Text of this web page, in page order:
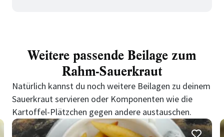
Weitere passende Beilage zum
Rahm-Sauerkraut
Natürlich kannst du noch weitere Beilagen zu deinem
Sauerkraut servieren oder Komponenten wie die
Kartoffel-Plätzchen gegen andere austauschen.